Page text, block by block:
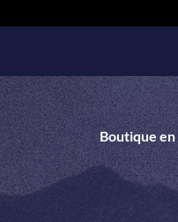
Boutique en